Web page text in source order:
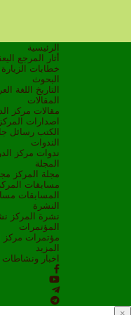
الرئيسية
أثار المرجع
خطابات
البحوث
التاريخ
اللغة
المقالات
مقالات مركز
اصدارات المركز
الكتب رسائل
الندوات
ندوات مركز
المجلة
مجلة المركز
مسابقات المركز
المسابقات
النشرة
نشرة المركز
المؤتمرات
مؤتمرات مركز
المزيد
اخبار ونشاطات